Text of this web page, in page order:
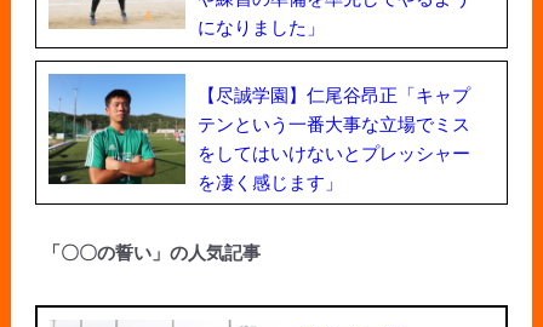
になりました」
【尽誠学園】仁尾谷昂正「キャプ
テンという一番大事な立場でミス
をしてはいけないとプレッシャー
を凄く感じます」
「〇〇の誓い」の人気記事